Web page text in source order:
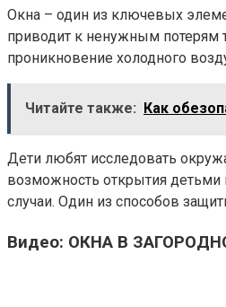
Окна – один из ключевых
приводит к ненужным потерям
проникновение холодного
Читайте также: Как
Дети любят исследовать
возможность открытия детьми
случаи. Один из способов
Видео: ОКНА В